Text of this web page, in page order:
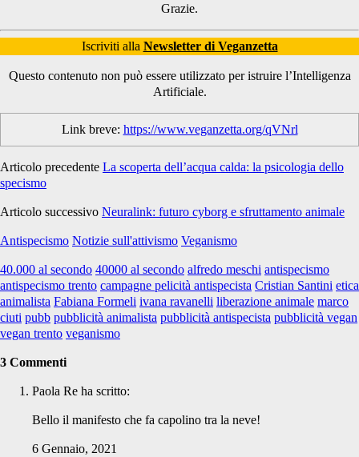
Grazie.
Iscriviti alla Newsletter di Veganzetta
Questo contenuto non può essere utilizzato per istruire l’Intelligenza
Artificiale.
Link breve: https://www.veganzetta.org/qVNrl
Articolo precedente La scoperta dell’acqua calda: la psicologia dello
specismo
Articolo successivo Neuralink: futuro cyborg e sfruttamento animale
Antispecismo Notizie sull'attivismo Veganismo
40.000 al secondo 40000 al secondo alfredo meschi antispecismo
antispecismo trento campagne pelicità antispecista Cristian Santini etica
animalista Fabiana Formeli ivana ravanelli liberazione animale marco
ciuti pubb pubblicità animalista pubblicità antispecista pubblicità vegan
vegan trento veganismo
3 Commenti
Paola Re ha scritto:
Bello il manifesto che fa capolino tra la neve!
6 Gennaio, 2021